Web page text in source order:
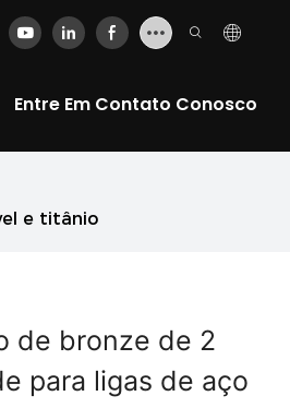
Entre Em Contato Conosco
e titânio
de bronze de 2
para ligas de aço